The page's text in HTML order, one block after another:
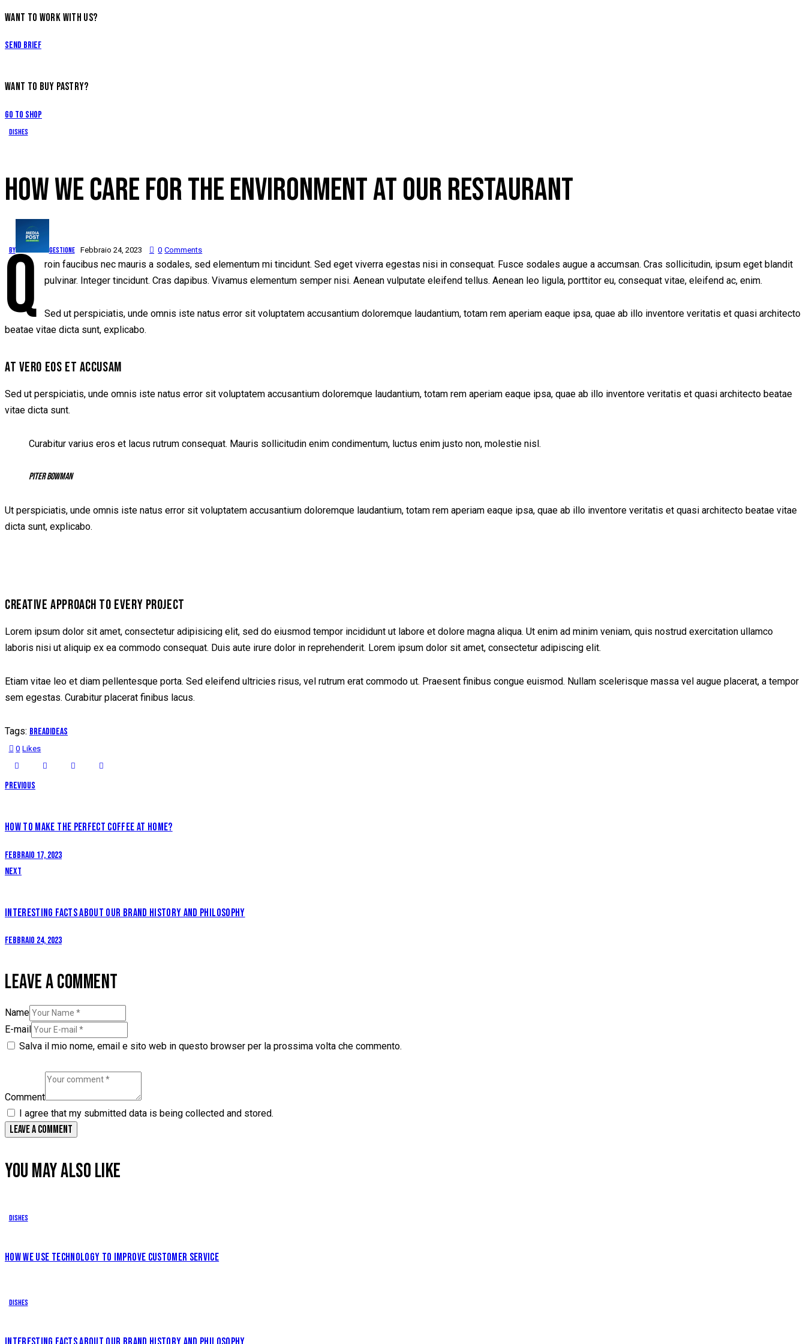
WANT TO WORK WITH US?
Send Brief
WANT TO BUY PASTRY?
Go to Shop
Dishes
HOW WE CARE FOR THE ENVIRONMENT AT OUR RESTAURANT
By gestione Febbraio 24, 2023 0 Comments
Q
roin faucibus nec mauris a sodales, sed elementum mi tincidunt. Sed eget viverra egestas nisi in consequat. Fusce sodales augue a accumsan. Cras sollicitudin, ipsum eget blandit
pulvinar. Integer tincidunt. Cras dapibus. Vivamus elementum semper nisi. Aenean vulputate eleifend tellus. Aenean leo ligula, porttitor eu, consequat vitae, eleifend ac, enim.
Sed ut perspiciatis, unde omnis iste natus error sit voluptatem accusantium doloremque laudantium, totam rem aperiam eaque ipsa, quae ab illo inventore veritatis et quasi architecto
beatae vitae dicta sunt, explicabo.
AT VERO EOS ET ACCUSAM
Sed ut perspiciatis, unde omnis iste natus error sit voluptatem accusantium doloremque laudantium, totam rem aperiam eaque ipsa, quae ab illo inventore veritatis et quasi architecto beatae
vitae dicta sunt.
Curabitur varius eros et lacus rutrum consequat. Mauris sollicitudin enim condimentum, luctus enim justo non, molestie nisl.
Piter Bowman
Ut perspiciatis, unde omnis iste natus error sit voluptatem accusantium doloremque laudantium, totam rem aperiam eaque ipsa, quae ab illo inventore veritatis et quasi architecto beatae vitae
dicta sunt, explicabo.
CREATIVE APPROACH TO EVERY PROJECT
Lorem ipsum dolor sit amet, consectetur adipisicing elit, sed do eiusmod tempor incididunt ut labore et dolore magna aliqua. Ut enim ad minim veniam, quis nostrud exercitation ullamco
laboris nisi ut aliquip ex ea commodo consequat. Duis aute irure dolor in reprehenderit. Lorem ipsum dolor sit amet, consectetur adipiscing elit.
Etiam vitae leo et diam pellentesque porta. Sed eleifend ultricies risus, vel rutrum erat commodo ut. Praesent finibus congue euismod. Nullam scelerisque massa vel augue placerat, a tempor
sem egestas. Curabitur placerat finibus lacus.
Tags: BreadIdeas
0 Likes
Previous
HOW TO MAKE THE PERFECT COFFEE AT HOME?
Febbraio 17, 2023
Next
INTERESTING FACTS ABOUT OUR BRAND HISTORY AND PHILOSOPHY
Febbraio 24, 2023
LEAVE A COMMENT
Name
E-mail
Salva il mio nome, email e sito web in questo browser per la prossima volta che commento.
Comment
I agree that my submitted data is being collected and stored.
YOU MAY ALSO LIKE
Dishes
HOW WE USE TECHNOLOGY TO IMPROVE CUSTOMER SERVICE
Dishes